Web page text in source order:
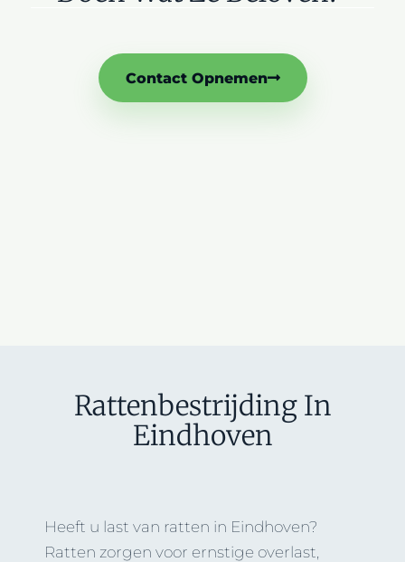
Contact Opnemen
Rattenbestrijding In
Eindhoven
Heeft u last van ratten in Eindhoven?
Ratten zorgen voor ernstige overlast,